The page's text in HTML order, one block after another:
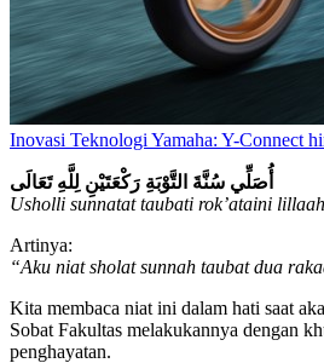
Inovasi Teknologi Yamaha: Y-Connect
أُصَلِّي سُنَّةَ التَّوْبَةِ رَكْعَتَيْنِ لِلَّهِ تَعَالَى
Usholli sunnatat taubati rok’ataini
Artinya:
“Aku niat sholat sunnah taubat dua
Kita membaca niat ini dalam hati saat
Sobat Fakultas melakukannya dengan
penghayatan.